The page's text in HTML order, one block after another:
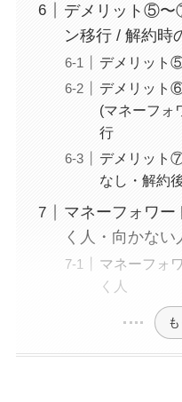
デメリット⑤〜
ン移行 / 解約時
デメリット
デメリット
(マネーフォ
行
デメリット
なし・解約
マネーフォワー
く人・向かない
マネーフォ
く人